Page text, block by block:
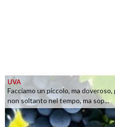
UVA
Facciamo un piccolo, ma
non soltanto nel tempo, ma sop...